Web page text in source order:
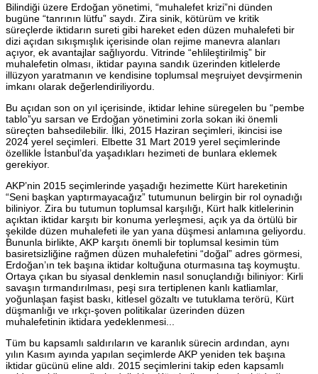
Bilindiği üzere Erdoğan yönetimi, “muhalefet krizi”ni dünden
bugüne “tanrının lütfu” saydı. Zira sinik, kötürüm ve kritik
süreçlerde iktidarın sureti gibi hareket eden düzen muhalefeti bir
dizi açıdan sıkışmışlık içerisinde olan rejime manevra alanları
açıyor, ek avantajlar sağlıyordu. Vitrinde “ehlileştirilmiş” bir
muhalefetin olması, iktidar payına sandık üzerinden kitlelerde
illüzyon yaratmanın ve kendisine toplumsal meşruiyet devşirmenin
imkanı olarak değerlendiriliyordu.
Bu açıdan son on yıl içerisinde, iktidar lehine süregelen bu “pembe
tablo”yu sarsan ve Erdoğan yönetimini zorla sokan iki önemli
süreçten bahsedilebilir. İlki, 2015 Haziran seçimleri, ikincisi ise
2024 yerel seçimleri. Elbette 31 Mart 2019 yerel seçimlerinde
özellikle İstanbul’da yaşadıkları hezimeti de bunlara eklemek
gerekiyor.
AKP’nin 2015 seçimlerinde yaşadığı hezimette Kürt hareketinin
“Seni başkan yaptırmayacağız” tutumunun belirgin bir rol oynadığı
biliniyor. Zira bu tutumun toplumsal karşılığı, Kürt halk kitlelerinin
açıktan iktidar karşıtı bir konuma yerleşmesi, açık ya da örtülü bir
şekilde düzen muhalefeti ile yan yana düşmesi anlamına geliyordu.
Bununla birlikte, AKP karşıtı önemli bir toplumsal kesimin tüm
basiretsizliğine rağmen düzen muhalefetini “doğal” adres görmesi,
Erdoğan’ın tek başına iktidar koltuğuna oturmasına taş koymuştu.
Ortaya çıkan bu siyasal denklemin nasıl sonuçlandığı biliniyor: Kirli
savaşın tırmandırılması, peşi sıra tertiplenen kanlı katliamlar,
yoğunlaşan faşist baskı, kitlesel gözaltı ve tutuklama terörü, Kürt
düşmanlığı ve ırkçı-şoven politikalar üzerinden düzen
muhalefetinin iktidara yedeklenmesi...
Tüm bu kapsamlı saldırıların ve karanlık sürecin ardından, aynı
yılın Kasım ayında yapılan seçimlerde AKP yeniden tek başına
iktidar gücünü eline aldı. 2015 seçimlerini takip eden kapsamlı